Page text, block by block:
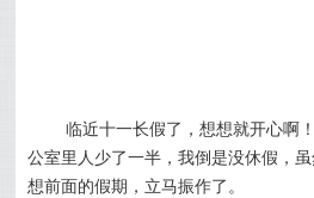
临近十一长假了，想想就开心啊
公室里人少了一半，我倒是没休假，
想前面的假期，立马振作了。